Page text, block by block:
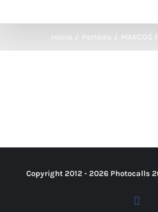
Inicio Portada MARCOS
Copyright 2012 - 2026 Photocalls